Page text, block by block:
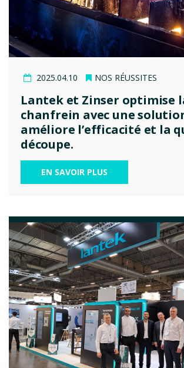
2025.04.10 NOS RÉUSSITES
Lantek et Zinser optimise
chanfrein avec une
améliore l’efficacité et la
découpe.
EN SAVOIR PLUS